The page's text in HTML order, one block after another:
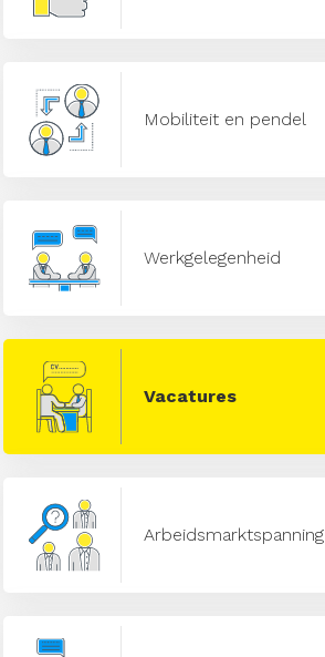
Mobiliteit en pendel
Werkgelegenheid
Vacatures
Arbeidsmarktspanning